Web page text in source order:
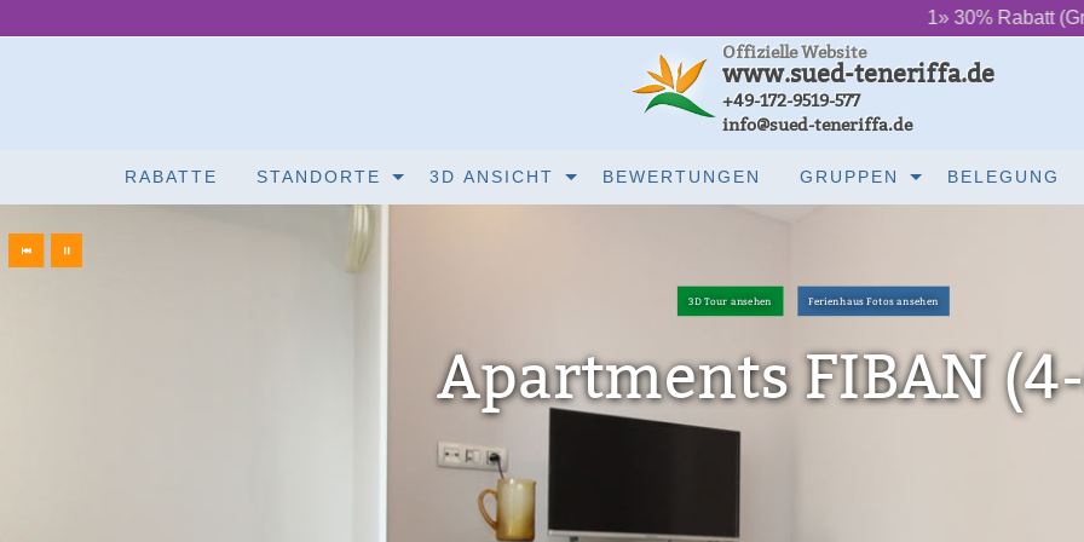
1» 30% Rabatt (Grundpreis) bis
Offizielle Website
www.sued-teneriffa.de
+49-172-9519-577
info@sued-teneriffa.de
RABATTE STANDORTE 3D ANSICHT BEWERTUNGEN GRUPPEN BELEGUNG
3D Tour ansehen Ferienhaus Fotos ansehen
Apartments FIBAN